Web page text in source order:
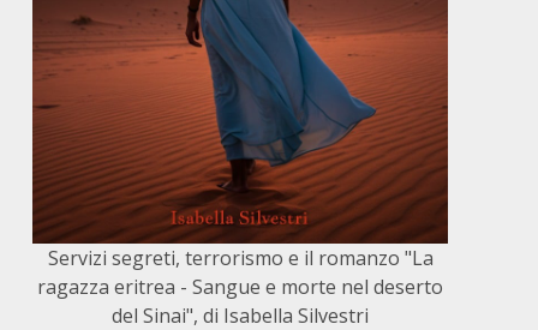
Servizi segreti, terrorismo e il romanzo "La
ragazza eritrea - Sangue e morte nel deserto
del Sinai", di Isabella Silvestri